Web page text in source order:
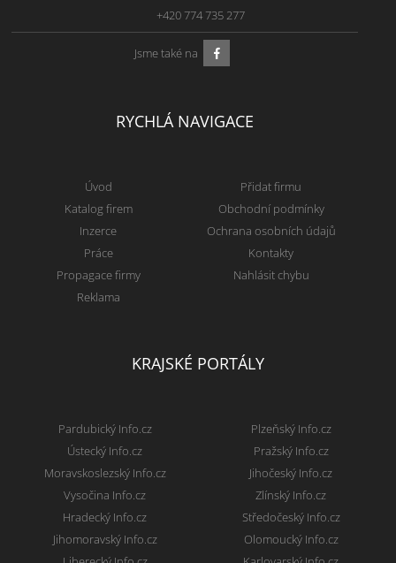
+420 774 735 277
Jsme také na
RYCHLÁ NAVIGACE
Úvod
Katalog firem
Inzerce
Práce
Propagace firmy
Reklama
Přidat firmu
Obchodní podmínky
Ochrana osobních údajů
Kontakty
Nahlásit chybu
KRAJSKÉ PORTÁLY
Pardubický Info.cz
Ústecký Info.cz
Moravskoslezský Info.cz
Vysočina Info.cz
Hradecký Info.cz
Jihomoravský Info.cz
Plzeňský Info.cz
Pražský Info.cz
Jihočeský Info.cz
Zlínský Info.cz
Středočeský Info.cz
Olomoucký Info.cz